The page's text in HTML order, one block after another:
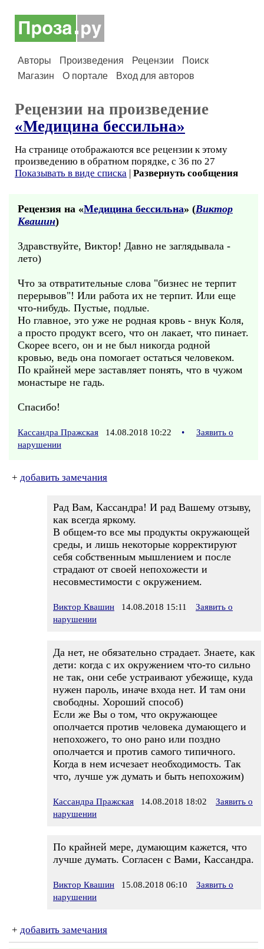
Авторы Произведения Рецензии
Поиск
Магазин
О портале Вход для авторов
Рецензии на произведение
«Медицина бессильна»
На странице отображаются все рецензии к этому
произведению в обратном порядке, с 36 по 27
Показывать в виде списка | Развернуть сообщения
Рецензия на «Медицина бессильна» (Виктор
Квашин)
Здравствуйте, Виктор! Давно не заглядывала -
лето)
Что за отвратительные слова "бизнес не терпит
перерывов"! Или работа их не терпит. Или еще
что-нибудь. Пустые, подлые.
Но главное, это уже не родная кровь - внук Коля,
а просто продукт всего, что он лакает, что пинает.
Скорее всего, он и не был никогда родной
кровью, ведь она помогает остаться человеком.
По крайней мере заставляет понять, что в чужом
монастыре не гадь.
Спасибо!
Кассандра Пражская 14.08.2018 10:22 •
Заявить о
нарушении
+ добавить замечания
Рад Вам, Кассандра! И рад Вашему отзыву,
как всегда яркому.
В общем-то все мы продукты окружающей
среды, и лишь некоторые корректируют
себя собственным мышлением и после
страдают от своей непохожести и
несовместимости с окружением.
Виктор Квашин 14.08.2018 15:11
Заявить о
нарушении
Да нет, не обязательно страдает. Знаете, как
дети: когда с их окружением что-то сильно
не так, они себе устраивают убежище, куда
нужен пароль, иначе входа нет. И там они
свободны. Хороший способ)
Если же Вы о том, что окружающее
ополчается против человека думающего и
непохожего, то оно рано или поздно
ополчается и против самого типичного.
Когда в нем исчезает необходимость. Так
что, лучше уж думать и быть непохожим)
Кассандра Пражская 14.08.2018 18:02
Заявить о
нарушении
По крайней мере, думающим кажется, что
лучше думать. Согласен с Вами, Кассандра.
Виктор Квашин 15.08.2018 06:10
Заявить о
нарушении
+ добавить замечания